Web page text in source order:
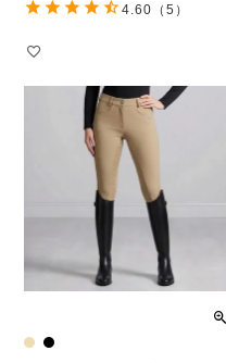
4.60 （5）